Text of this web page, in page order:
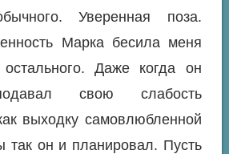
Уверенная поза.
Марка бесила меня
Даже когда он
свою слабость
выходку самовлюбленной
так он и планировал. Пусть